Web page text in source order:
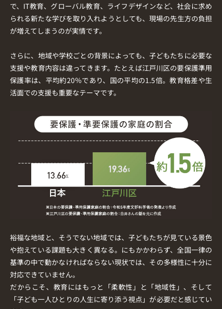
で、IT教育、グローバル教育、ライフデザインなど、社会に求め
られる新たな学びを取り入れようとしても、現場の先生方の負担
が増えてしまうのが実情です。
さらに、地域や学校ごとの背景によっても、子どもたちに必要な
支援や教育内容は違ってきます。たとえば江戸川区の要保護準用
保護率は、平均約20％であり、国の平均の1.5倍。教育格差や生
活面での支援も重要なテーマです。
裕福な地域と、そうでない地域では、子どもたちが見ている景色
や抱えている課題も大きく異なる。にもかかわらず、全国一律の
基準の中で動かなければならない現状では、その多様性に十分に
対応できていません。
だからこそ、教育にはもっと「柔軟性」と「地域性」、そして
「子ども一人ひとりの人生に寄り添う視点」が必要だと感じてい